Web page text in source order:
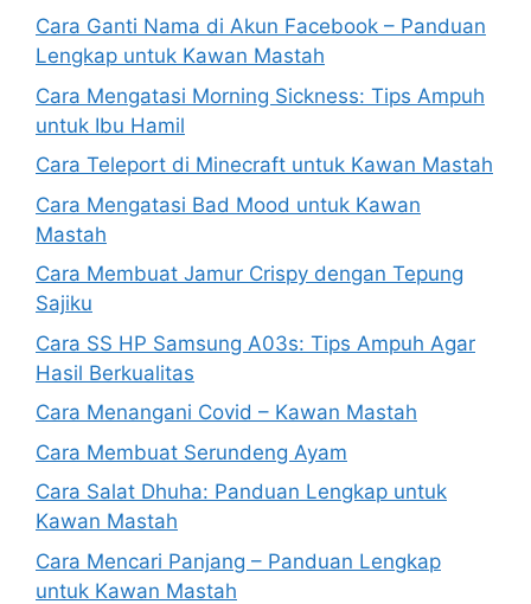
Cara Ganti Nama di Akun Facebook – Panduan
Lengkap untuk Kawan Mastah
Cara Mengatasi Morning Sickness: Tips Ampuh
untuk Ibu Hamil
Cara Teleport di Minecraft untuk Kawan Mastah
Cara Mengatasi Bad Mood untuk Kawan
Mastah
Cara Membuat Jamur Crispy dengan Tepung
Sajiku
Cara SS HP Samsung A03s: Tips Ampuh Agar
Hasil Berkualitas
Cara Menangani Covid – Kawan Mastah
Cara Membuat Serundeng Ayam
Cara Salat Dhuha: Panduan Lengkap untuk
Kawan Mastah
Cara Mencari Panjang – Panduan Lengkap
untuk Kawan Mastah